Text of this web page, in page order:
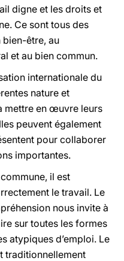
digne et les droits et
Ce sont tous des
bien-être, au
et au bien commun.
internationale du
nature et
mettre en œuvre leurs
peuvent également
pour collaborer
importantes.
il est
le travail. Le
nous invite à
sur toutes les formes
atypiques d’emploi. Le
traditionnellement